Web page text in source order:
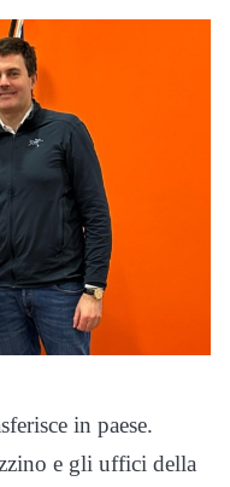
in paese.
e gli uffici della